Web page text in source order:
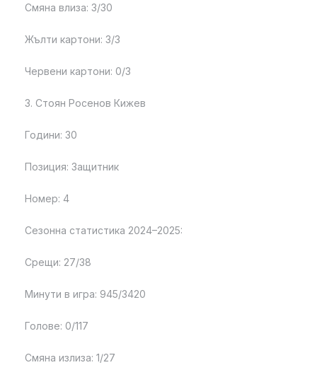
Смяна влиза: 3/30
Жълти картони: 3/3
Червени картони: 0/3
3. Стоян Росенов Кижев
Години: 30
Позиция: Защитник
Номер: 4
Сезонна статистика 2024–2025:
Срещи: 27/38
Минути в игра: 945/3420
Голове: 0/117
Смяна излиза: 1/27